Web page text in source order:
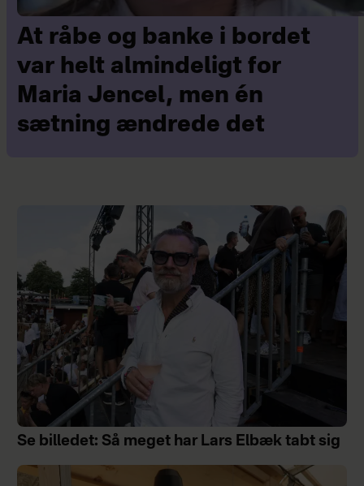
At råbe og banke i bordet
var helt almindeligt for
Maria Jencel, men én
sætning ændrede det
Se billedet: Så meget har Lars Elbæk tabt sig